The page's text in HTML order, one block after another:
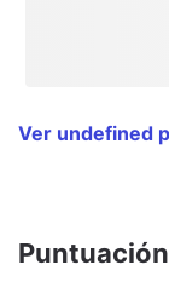
Ver undefined